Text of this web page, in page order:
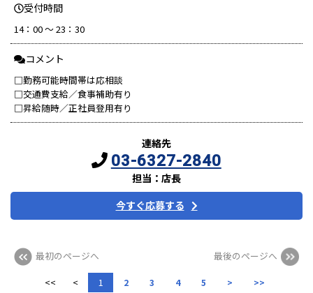
受付時間
14：00 ～ 23：30
コメント
□勤務可能時間帯は応相談
□交通費支給／食事補助有り
□昇給随時／正社員登用有り
連絡先
03-6327-2840
担当：店長
今すぐ応募する
最初のページへ 最後のページへ
<< < 1 2 3 4 5 > >>